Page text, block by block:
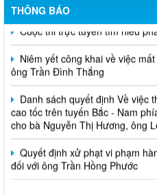
THÔNG BÁO
Cuộc thi trực tuyến tìm hiểu
Niêm yết công khai về việc
ông Trần Đình Thắng
Danh sách quyết định Về việc
cao tốc trên tuyến Bắc - Nam
cho bà Nguyễn Thị Hương, ông
Quyết định xử phạt vi phạm
đối với ông Trần Hồng Phước